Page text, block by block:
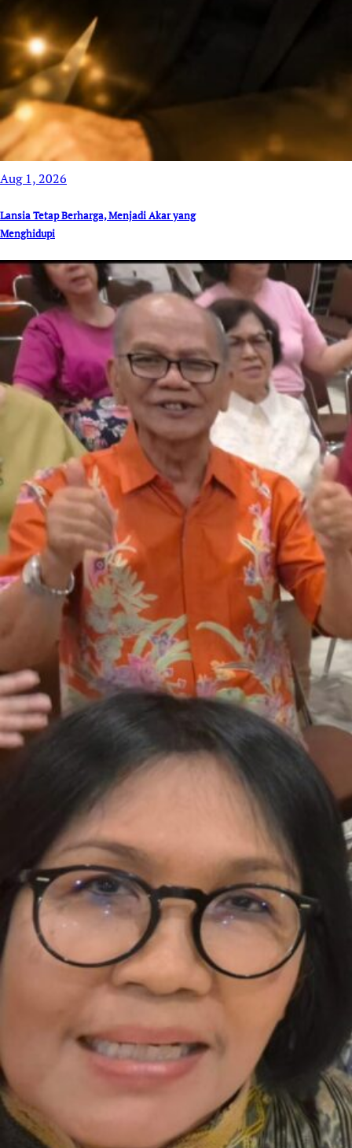
Aug 1, 2026
Lansia Tetap Berharga, Menjadi Akar yang
Menghidupi